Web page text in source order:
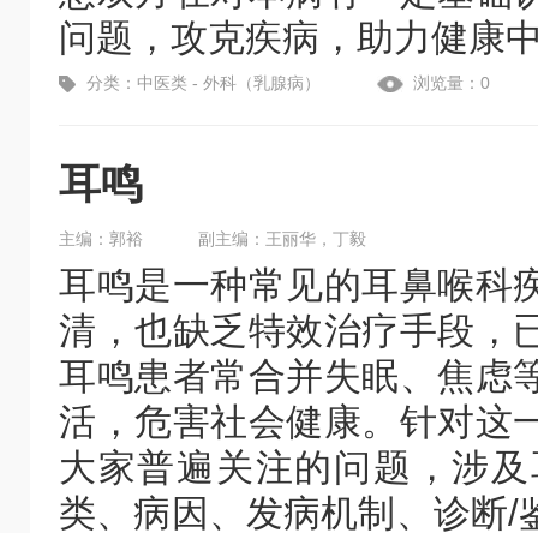
问题，攻克疾病，助力健康
分类：中医类 - 外科（乳腺病） 浏览量：0
耳鸣
主编：郭裕 副主编：王丽华，丁毅
耳鸣是一种常见的耳鼻喉科
清，也缺乏特效治疗手段，
耳鸣患者常合并失眠、焦虑
活，危害社会健康。针对这
大家普遍关注的问题，涉
类、病因、发病机制、诊断